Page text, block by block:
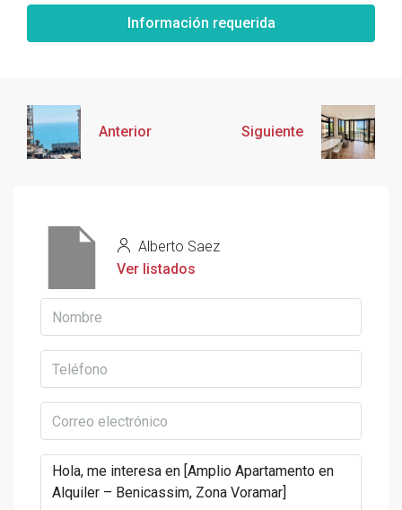
Información requerida
Anterior Siguiente
Alberto Saez
Ver listados